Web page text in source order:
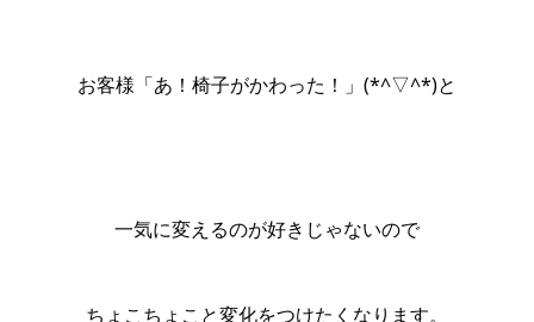
お客様「あ！椅子がかわった！」(*^▽^*)と
一気に変えるのが好きじゃないので
ちょこちょこと変化をつけたくなります。